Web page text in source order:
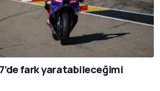
fark yaratabileceğimi